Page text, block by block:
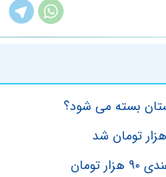
بسته می شود؟